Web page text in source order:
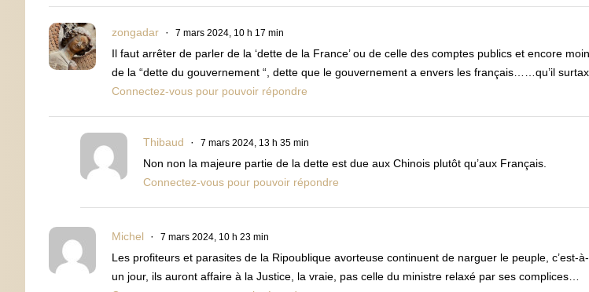
zongadar 7 mars 2024, 10 h 17 min
Il faut arrêter de parler de la ‘dette de la France’ ou de celle des comptes publics et encore
de la “dette du gouvernement “, dette que le gouvernement a envers les français……qu’il
Connectez-vous pour pouvoir répondre
Thibaud 7 mars 2024, 13 h 35 min
Non non la majeure partie de la dette est due aux Chinois plutôt qu’aux Français.
Connectez-vous pour pouvoir répondre
Michel 7 mars 2024, 10 h 23 min
Les profiteurs et parasites de la Ripoublique avorteuse continuent de narguer le peuple, c’est-
un jour, ils auront affaire à la Justice, la vraie, pas celle du ministre relaxé par ses complices…